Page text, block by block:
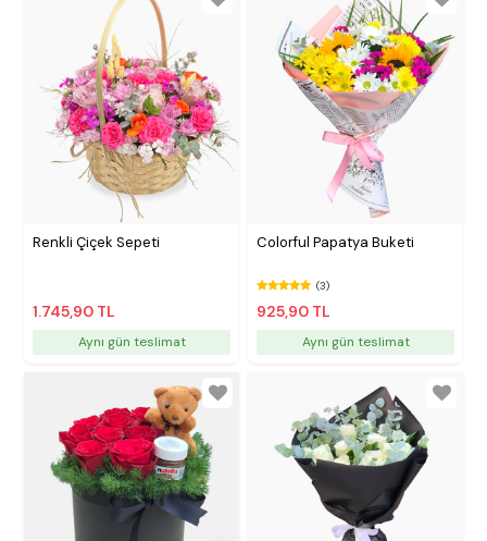
Renkli Çiçek Sepeti
1.745,90 TL
Aynı gün teslimat
Colorful Papatya Buketi
(3)
925,90 TL
Aynı gün teslimat